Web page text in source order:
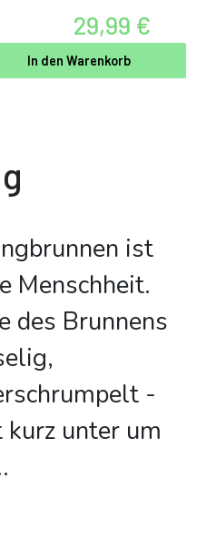
29,99 €
In den Warenkorb
ist
Menschheit.
des Brunnens
-
kurz unter um